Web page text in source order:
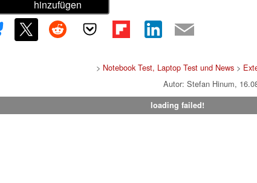
hinzufügen
> Notebook Test, Laptop Test und News >
Autor: Stefan Hinum,
loading failed!